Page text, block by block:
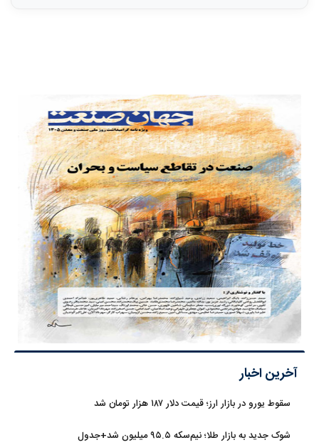
آخرین اخبار
سقوط یورو در بازار ارز؛ قیمت دلار ۱۸۷ هزار تومان شد
شوک جدید به بازار طلا؛ نیم‌سکه ۹۵.۵ میلیون شد+جدول